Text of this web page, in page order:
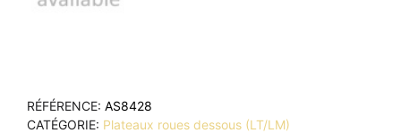
RÉFÉRENCE AS8428
CATÉGORIE Plateaux roues dessous (LT/LM)